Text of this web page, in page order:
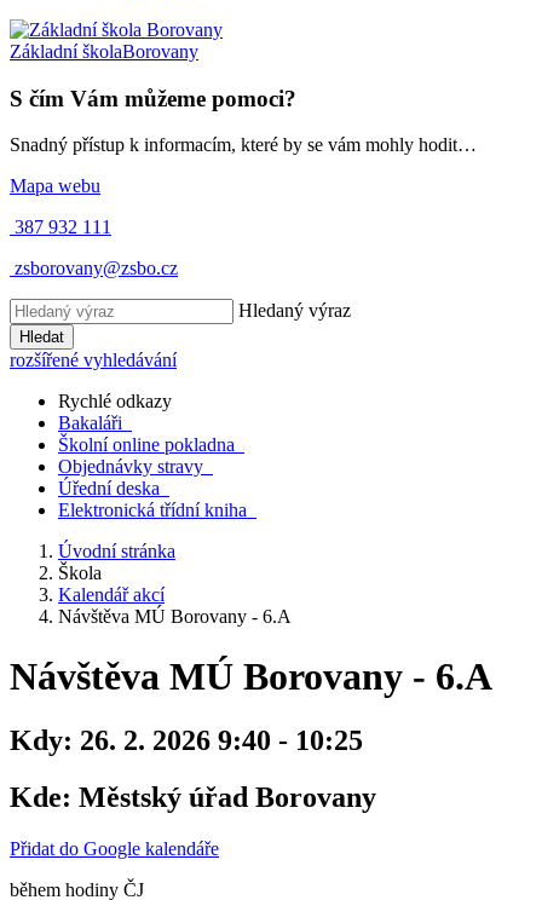
Základní školaBorovany
S čím Vám můžeme pomoci?
Snadný přístup k informacím, které by se vám mohly hodit…
Mapa webu
387 932 111
zsborovany@zsbo.cz
Hledaný výraz
Hledat
rozšířené vyhledávání
Rychlé odkazy
Bakaláři
Školní online pokladna
Objednávky stravy
Úřední deska
Elektronická třídní kniha
Úvodní stránka
Škola
Kalendář akcí
Návštěva MÚ Borovany - 6.A
Návštěva MÚ Borovany - 6.A
Kdy: 26. 2. 2026 9:40 - 10:25
Kde: Městský úřad Borovany
Přidat do Google kalendáře
během hodiny ČJ